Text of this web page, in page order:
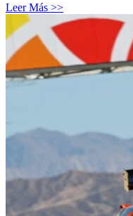
Leer Más >>